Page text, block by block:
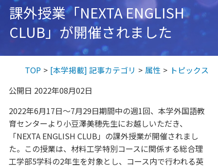
課外授業「NEXTA ENGLISH
CLUB」が開催されました
TOP [本学掲載] 記事カテゴリ 属性
トピックス
公開日 2022年08月02日
2022年6月17日～7月29日期間中の週1回、本学外国語教
育センターより小豆澤美穂先生にお越しいただき、
「NEXTA ENGLISH CLUB」の課外授業が開催されまし
た。この授業は、材料工学特別コースに関係する総合理
工学部5学科の2年生を対象とし、コース内で行われる英